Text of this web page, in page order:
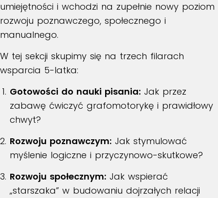
umiejętności i wchodzi na zupełnie nowy poziom
rozwoju poznawczego, społecznego i
manualnego.
W tej sekcji skupimy się na trzech filarach
wsparcia 5-latka:
Gotowości do nauki pisania: Jak przez
zabawę ćwiczyć grafomotorykę i prawidłowy
chwyt?
Rozwoju poznawczym: Jak stymulować
myślenie logiczne i przyczynowo-skutkowe?
Rozwoju społecznym: Jak wspierać
„starszaka” w budowaniu dojrzałych relacji